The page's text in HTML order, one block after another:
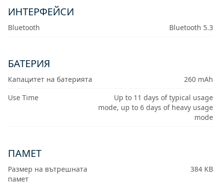
ИНТЕРФЕЙСИ
Bluetooth Bluetooth 5.3
БАТЕРИЯ
Капацитет на батерията
260 mAh
Use Time
Up to 11 days of typical usage
mode, up to 6 days of heavy usage
mode
ПАМЕТ
Размер на вътрешната
памет
384 KB